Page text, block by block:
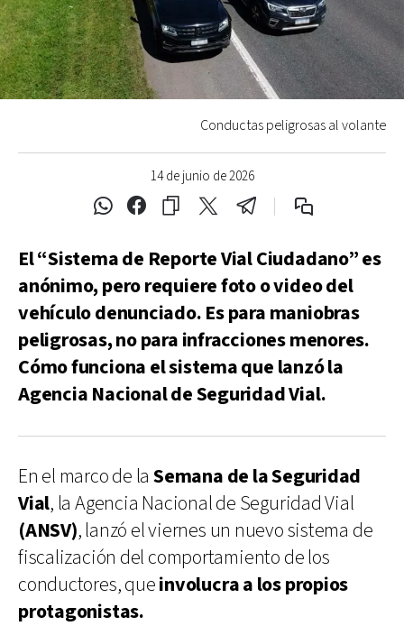
14 de junio de 2026
Conductas peligrosas al volante
El “Sistema de Reporte Vial Ciudadano” es
anónimo, pero requiere foto o video del
vehículo denunciado. Es para maniobras
peligrosas, no para infracciones menores.
Cómo funciona el sistema que lanzó la
Agencia Nacional de Seguridad Vial.
En el marco de laSemana de la Seguridad
Vial, la Agencia Nacional de Seguridad Vial
(ANSV), lanzó el viernes un nuevo sistema de
fiscalización del comportamiento de los
conductores, queinvolucra a los propios
protagonistas.